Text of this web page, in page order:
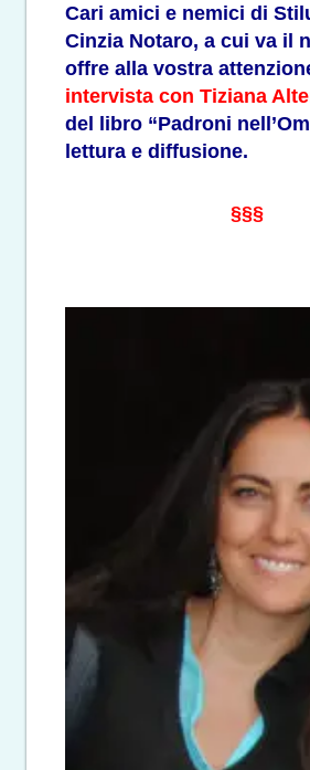
Cari amici e nemici di
Cinzia Notaro, a cui va il
offre alla vostra
intervista con Tiziana
del libro “Padroni
lettura e diffusione.
§§§